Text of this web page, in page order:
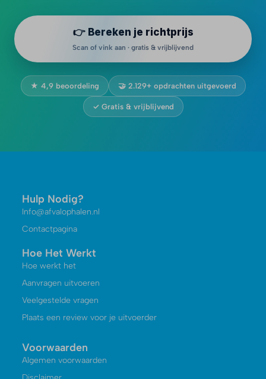
👉 Bereken je richtprijs
Scan of vink aan · gratis & vrijblijvend
★ 4,9 beoordeling 🤝 2.129+ opdrachten uitgevoerd
✓ Gratis & vrijblijvend
Hulp Nodig?
Info@afvalophalen.nl
Contactpagina
Hoe Het Werkt
Hoe werkt het
Aanvragen uitvoeren
Veelgestelde vragen
Plaats een review voor je uitvoerder
Voorwaarden
Algemen voorwaarden